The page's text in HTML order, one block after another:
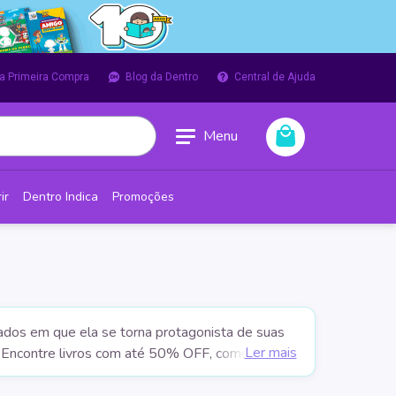
Primeira Compra Blog da Dentro Central de Ajuda
Menu
Dentro Indica Promoções
em que ela se torna protagonista de suas
livros com até 50% OFF, como
a família, como "O Meu Papai é Incrível" e
Ler mais